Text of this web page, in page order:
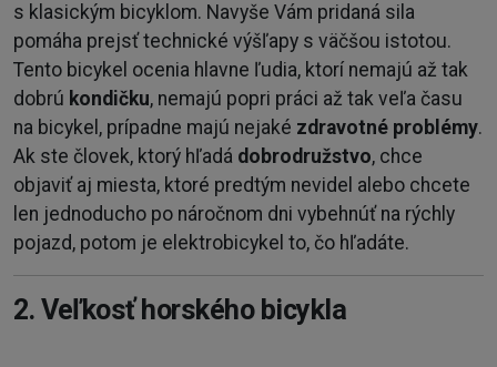
s klasickým bicyklom. Navyše Vám pridaná sila
pomáha prejsť technické výšľapy s väčšou istotou.
Tento bicykel ocenia hlavne ľudia, ktorí nemajú až tak
dobrú kondičku, nemajú popri práci až tak veľa času
na bicykel, prípadne majú nejaké zdravotné problémy.
Ak ste človek, ktorý hľadá dobrodružstvo, chce
objaviť aj miesta, ktoré predtým nevidel alebo chcete
len jednoducho po náročnom dni vybehnúť na rýchly
pojazd, potom je elektrobicykel to, čo hľadáte.
2. Veľkosť horského bicykla